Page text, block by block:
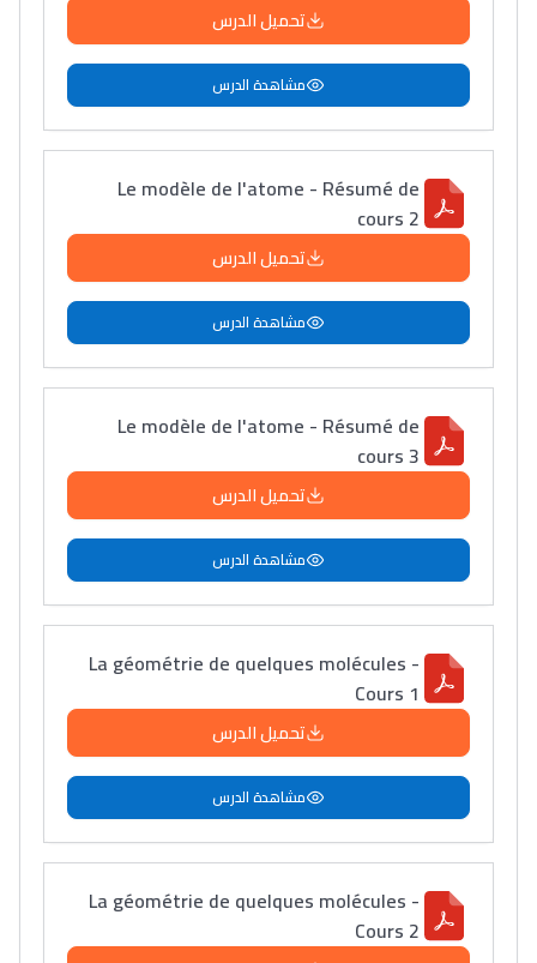
تحميل الدرس
مشاهدة الدرس
Le modèle de l'atome - Résumé de
cours 2
تحميل الدرس
مشاهدة الدرس
Le modèle de l'atome - Résumé de
cours 3
تحميل الدرس
مشاهدة الدرس
La géométrie de quelques molécules -
Cours 1
تحميل الدرس
مشاهدة الدرس
La géométrie de quelques molécules -
Cours 2